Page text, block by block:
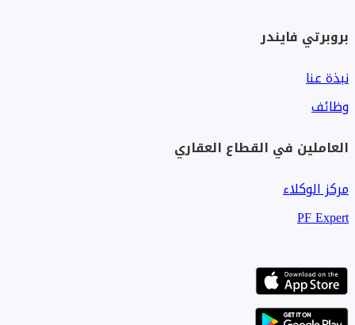
بروبرتي فايندر
نبذة عنا
وظائف
العاملين في القطاع العقاري
مركز الوكلاء
PF Expert